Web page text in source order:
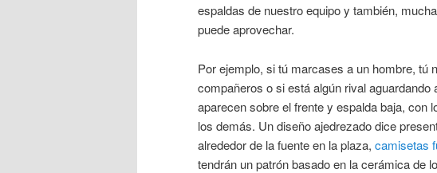
espaldas de nuestro equipo y también,
puede aprovechar.
Por ejemplo, si tú marcases a un hombre, tú
compañeros o si está algún rival
aparecen sobre el frente y espalda baja, con
los demás. Un diseño ajedrezado dice
alrededor de la fuente en la plaza, camisetas
tendrán un patrón basado en la cerámica de